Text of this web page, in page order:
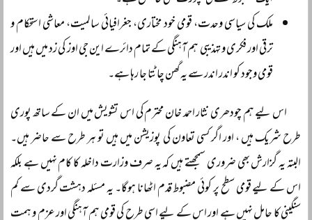
ملک کی سیاسی وحدت، قومی خود مختاری، جغرافیائی سالمیت، معاشی استحکام و
ترقی اور فکری و تہذیبی ہم آہنگی کے تمام دائرے این جی اوز کی زد میں ہیں اور
قومی وجود کو اندر اندر سے یہ گھن چاٹتا جا رہا ہے۔
اس لیے ہم چودھری نثار احمد خان محترم کی اس تشویش میں ان کے ساتھ پوری
طرح شریک ہیں ، اور اگر کسی تعاون کی پوزیشن میں ہیں تو ہر طرح سے حاضر ہیں۔
البتہ یہ گزارش بھی ضروری سمجھتے ہیں کہ یہ صرف وزارت داخلہ کا کام نہیں ہے بلکہ
اس کے لیے قومی سطح پر کوئی مضبوط قدم اٹھانا ہوگا۔ یہ مسئلہ دہشت گردی سے کم
سنگینی کا حامل نہیں ہے اور اس کے لیے اسی طرح کی قومی ہم آہنگی اور عزم و ہمت